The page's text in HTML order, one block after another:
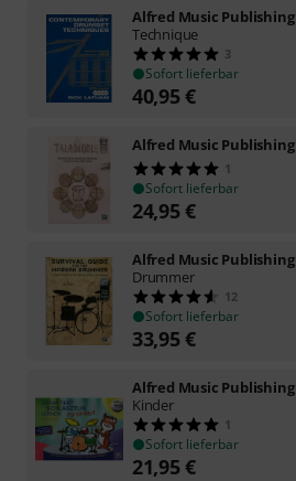
Alfred Music Publishing
Technique
3
Sofort lieferbar
40,95€
Alfred Music Publishing
1
Sofort lieferbar
24,95€
Alfred Music Publishing
Drummer
12
Sofort lieferbar
33,95€
Alfred Music Publishing
Kinder
1
Sofort lieferbar
21,95€